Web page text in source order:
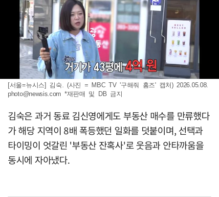
[서울=뉴시스] 김숙. (사진 = MBC TV '구해줘 홈즈' 캡처) 2026.05.08.
photo@newsis.com *재판매 및 DB 금지
김숙은 과거 동료 김신영에게도 부동산 매수를 만류했다
가 해당 지역이 8배 폭등했던 일화를 덧붙이며, 선택과
타이밍이 엇갈린 '부동산 잔혹사'로 웃음과 안타까움을
동시에 자아냈다.